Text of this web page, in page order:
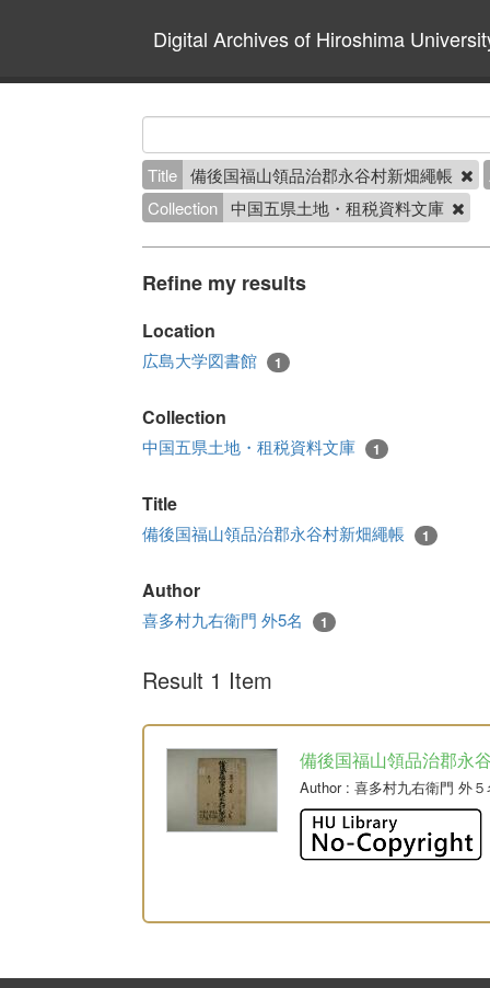
Digital Archives of Hiroshima
Title 備後国福山領品治郡永谷村新畑繩帳
Collection 中国五県土地・租税資料文庫
Refine my results
Location
広島大学図書館 1
Collection
中国五県土地・租税資料文庫 1
Title
備後国福山領品治郡永谷村新畑繩帳 1
Author
喜多村九右衛門 外5名 1
Result 1 Item
備後国福山領品治郡永
Author: 喜多村九右衛門 外５